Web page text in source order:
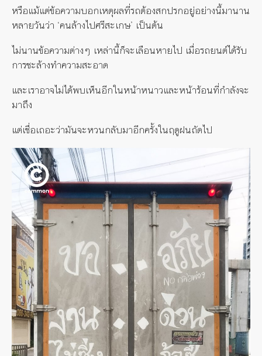
หรือแม้แต่ข้อความบอกเหตุผลที่รถต้องสกปรกอยู่อย่างนี้มานาน
หลายวันว่า ‘คนล้างไปศรีสะเกษ’ เป็นต้น
ไม่นานข้อความต่างๆ เหล่านี้ก็จะเลือนหายไป เมื่อรถยนต์ได้รับ
การชะล้างทำความสะอาด
และเราอาจไม่ได้พบเห็นอีกในหน้าหนาวและหน้าร้อนที่กำลังจะ
มาถึง
แต่เชื่อเถอะว่ามันจะหวนกลับมาอีกครั้งในฤดูฝนถัดไป